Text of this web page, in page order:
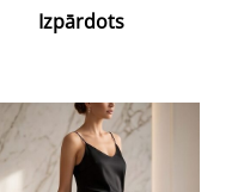
Izpārdots